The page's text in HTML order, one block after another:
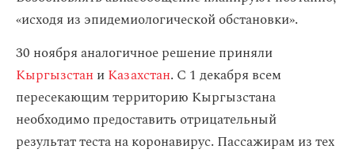
«исходя из эпидемиологической обстановки».
30 ноября аналогичное решение приняли
Кыргызстан иКазахстан. С 1 декабря всем
пересекающим территорию Кыргызстана
необходимо предоставить отрицательный
результат теста на коронавирус. Пассажирам из тех